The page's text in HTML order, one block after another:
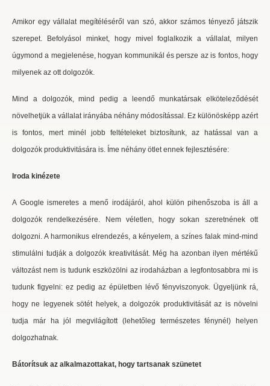
Amikor egy vállalat megítéléséről van szó, akkor számos tényező játszik
szerepet. Befolyásol minket, hogy mivel foglalkozik a vállalat, milyen
úgymond a megjelenése, hogyan kommunikál és persze az is fontos, hogy
milyenek az ott dolgozók.
Mind a dolgozók, mind pedig a leendő munkatársak elköteleződését
növelhetjük a vállalat irányába néhány módosítással. Ez különösképp azért
is fontos, mert minél jobb feltételeket biztosítunk, az hatással van a
dolgozók produktivitására is. Íme néhány ötlet ennek fejlesztésére:
Iroda kinézete
A Google ismeretes a menő irodájáról, ahol külön pihenőszoba is áll a
dolgozók rendelkezésére. Nem véletlen, hogy sokan szeretnének ott
dolgozni. A harmonikus elrendezés, a kényelem, a színes falak mind-mind
stimulálni tudják a dolgozók kreativitását. Még ha azonban ilyen mértékű
változást nem is tudunk eszközölni az irodaházban a legfontosabbra mi is
tudunk figyelni: ez pedig az épületben lévő fényviszonyok. Ügyeljünk rá,
hogy ne legyenek sötét helyek, a dolgozók produktivitását az is növelni
tudja már ha jól megvilágított (lehetőleg természetes fénynél) helyen
dolgozhatnak.
Bátorítsuk az alkalmazottakat, hogy tartsanak szünetet